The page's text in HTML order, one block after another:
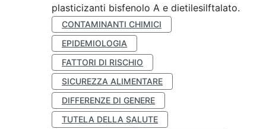
plasticizanti bisfenolo A e dietilesilftalato.
CONTAMINANTI CHIMICI
EPIDEMIOLOGIA
FATTORI DI RISCHIO
SICUREZZA ALIMENTARE
DIFFERENZE DI GENERE
TUTELA DELLA SALUTE